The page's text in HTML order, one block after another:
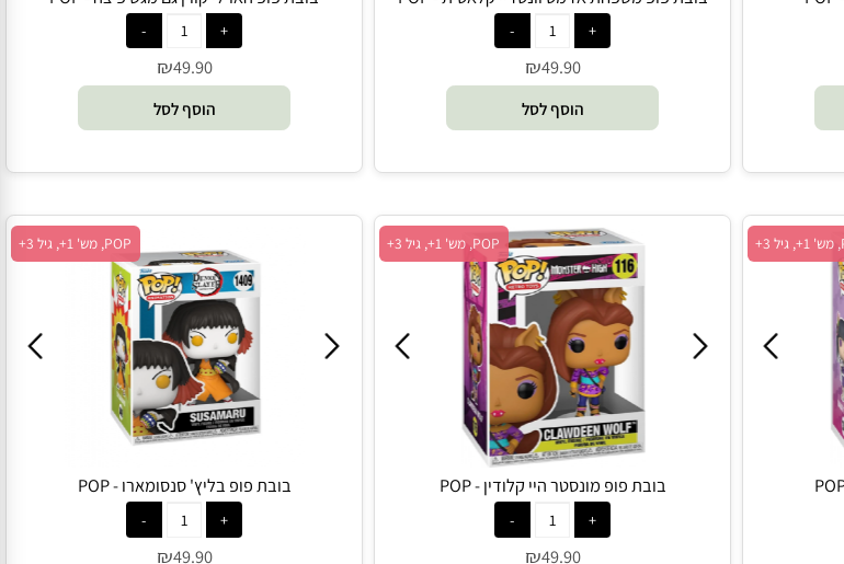
בובת פופ משפחת אדמס וונסדיי קלאסית - POP
₪49.90
בובת פופ הארלי קווין גם מגש פיצה - POP
₪49.90
POP, מש' 1+, גיל 3+
בובת פופ מונסטר היי קלודין - POP
POP, מש' 1+, גיל 3+
בובת פופ בליץ' סנסומארו - POP